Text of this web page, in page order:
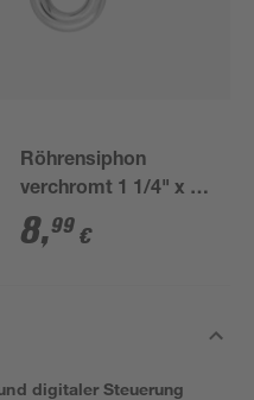
Röhrensiphon
verchromt 1 1/4" x 32
mm
8,99 €
digitaler Steuerung